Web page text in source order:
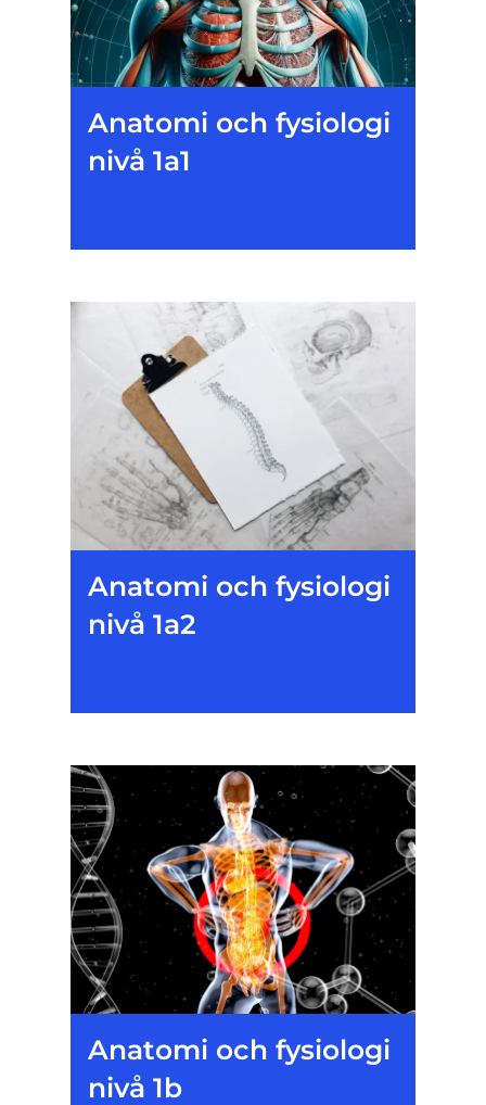
Anatomi och fysiologi
nivå 1a1
Anatomi och fysiologi
nivå 1a2
Anatomi och fysiologi
nivå 1b